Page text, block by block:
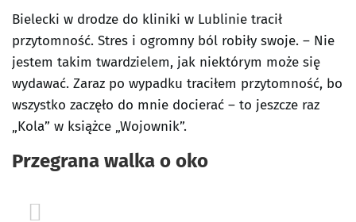
Bielecki w drodze do kliniki w Lublinie tracił
przytomność. Stres i ogromny ból robiły swoje. – Nie
jestem takim twardzielem, jak niektórym może się
wydawać. Zaraz po wypadku traciłem przytomność, bo
wszystko zaczęło do mnie docierać – to jeszcze raz
„Kola” w książce „Wojownik”.
Przegrana walka o oko